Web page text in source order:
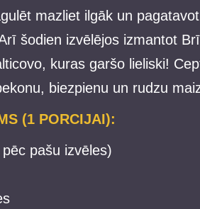
mazliet ilgāk un
šodien izvēlējos izmantot
kuras garšo lieliski!
biezpienu un rudzu
(1 PORCIJAI):
pašu izvēles)